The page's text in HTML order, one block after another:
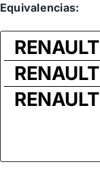
Equivalencias:
RENAULT
RENAULT
RENAULT